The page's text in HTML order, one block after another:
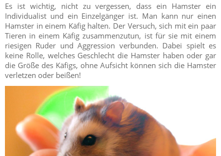
Es ist wichtig, nicht zu vergessen, dass ein Hamster ein
Individualist und ein Einzelgänger ist. Man kann nur einen
Hamster in einem Käfig halten. Der Versuch, sich mit ein paar
Tieren in einem Käfig zusammenzutun, ist für sie mit einem
riesigen Ruder und Aggression verbunden. Dabei spielt es
keine Rolle, welches Geschlecht die Hamster haben oder gar
die Größe des Käfigs, ohne Aufsicht können sich die Hamster
verletzen oder beißen!